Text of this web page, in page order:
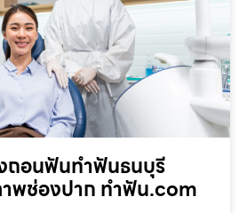
ถอนฟันทำฟันธนบุรี
พช่องปาก ทำฟัน.com